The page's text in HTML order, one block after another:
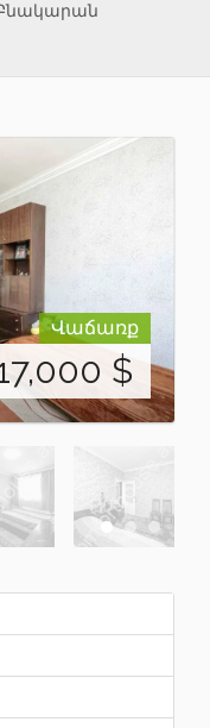
Վաճառք
$